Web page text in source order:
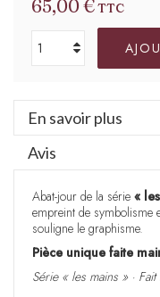
65,00 €TTC
En savoir plus
Avis
Abat-jour de la série «
empreint de symbolisme
souligne le graphisme.
Pièce unique faite
Série « les mains » ·